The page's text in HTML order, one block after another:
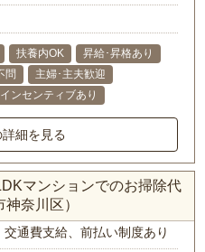
扶養内OK
昇給･昇格あり
問
主婦･主夫歓迎
インセンティブあり
細を見る
マンションでのお掃除代
奈川区）
、交通費支給、前払い制度あり